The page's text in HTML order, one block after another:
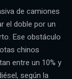
de camiones
el doble por un
Ese obstáculo
chinos
entre un 10% y
según la